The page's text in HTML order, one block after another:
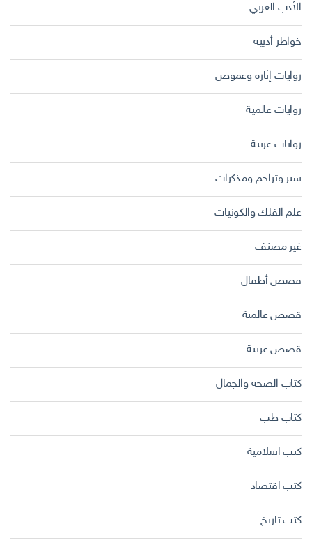
الأدب العربي
خواطر أدبية
روايات إثارة وغموض
روايات عالمية
روايات عربية
سير وتراجم ومذكرات
علم الفلك والكونيات
غير مصنف
قصص أطفال
قصص عالمية
قصص عربية
كتاب الصحة والجمال
كتاب طب
كتب اسلامية
كتب اقتصاد
كتب تاريخ